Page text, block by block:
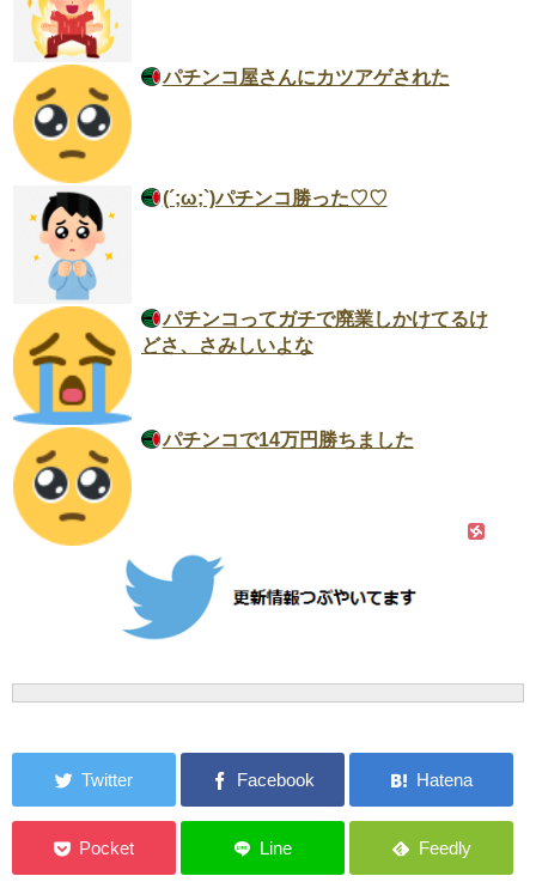
パチンコ屋さんにカツアゲされた
(´;ω;`)パチンコ勝った♡♡
パチンコってガチで廃業しかけてるけ
どさ、さみしいよな
パチンコで14万円勝ちました